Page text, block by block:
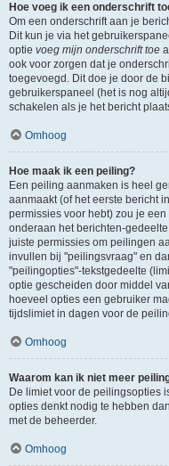
Hoe voeg ik een onderschrift
Om een onderschrift aan je
Dit kun je via het
optie voeg mijn onderschrift toe
ook voor zorgen dat je
toegevoegd. Dit doe je door de
gebruikerspaneel (het is nog
schakelen als je het bericht
Omhoog
Hoe maak ik een peiling?
Een peiling aanmaken is heel
aanmaakt (of het eerste bericht
permissies voor hebt) zou je
onderaan het berichten-
juiste permissies om peilingen
invullen bij "peilingsvraag" en
"peilingopties"-tekstgedeelte
optie gescheiden door middel
hoeveel opties een gebruiker
tijdslimiet in dagen voor de
Omhoog
Waarom kan ik niet meer
De limiet voor de peilingsopties
opties denkt nodig te hebben
met de beheerder.
Omhoog